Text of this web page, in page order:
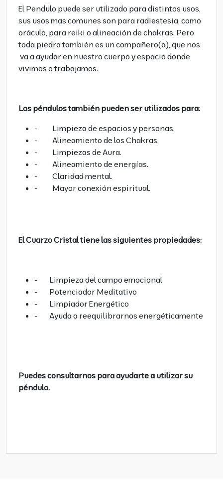
El Pendulo puede ser utilizado para distintos usos,
sus usos mas comunes son para radiestesia, como
oráculo, para reiki o alineación de chakras. Pero
toda piedra también es un compañero(a), que nos
va a ayudar en nuestro cuerpo y espacio donde
vivimos o trabajamos.
Los péndulos también pueden ser utilizados para:
- Limpieza de espacios y personas.
- Alineamiento de los Chakras.
- Limpiezas de Aura.
- Alineamiento de energías.
- Claridad mental.
- Mayor conexión espiritual.
El Cuarzo Cristal tiene las siguientes propiedades:
- Limpieza del campo emocional
- Potenciador Meditativo
- Limpiador Energético
- Ayuda a reequilibrarnos energéticamente
Puedes consultarnos para ayudarte a utilizar su
péndulo.